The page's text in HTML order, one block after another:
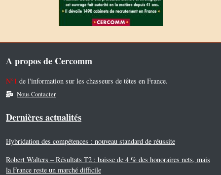
A propos de Cercomm
N°1 de l'information sur les chasseurs de têtes en France.
Nous Contacter
Dernières actualités
Hybridation des compétences : nouveau standard de réussite
Robert Walters – Résultats T2 : baisse de 4 % des honoraires nets, mais
la France reste un marché difficile